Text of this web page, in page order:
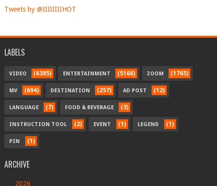
Tweets by @IIIIIIIIHOT
LABELS
VIDEO (6385) ENTERTAINMENT (5166) ZOOM (1765)
MV (694) DESTINATION (257) AD POST (12)
LANGUAGE (7) FOOD & BEVERAGE (3)
INSTRUCTION TOOL (2) EVENT (1) LEGEND (1)
PIN (1)
ARCHIVE
2026